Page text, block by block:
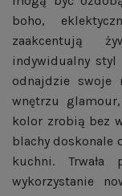
boho,
zaakcentują
indywidualny styl
odnajdzie
wnętrzu
kolor zrobią bez
blachy doskonale
kuchni. Trwała
wykorzystanie